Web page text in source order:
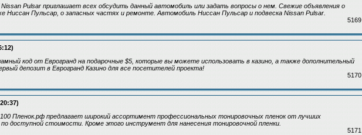
Pulsar приглашает всех обсудить данный автомобиль или задать вопросы о нем. Свежие объявления о
Ниссан Пульсар, о запасных частях и ремонте. Автомобиль Ниссан Пульсар и подвеска Nissan Pulsar.
5169
код от Еврогранд на подарочные $5, которые вы можете использовать в казино, а также дополнительный
депозит в Еврогранд Казино для все посетителей проекта!
5170
Пленок.рф предлагает широкий ассортимент профессиональных тонировочных пленок от лучших
по доступной стоимости. Кроме этого инструмент для нанесения тонировочной пленки.
5171